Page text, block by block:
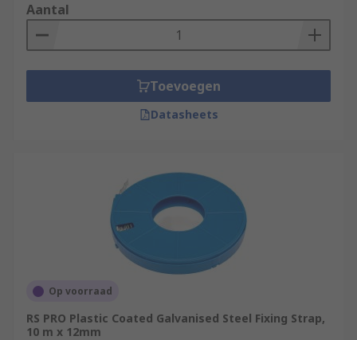
Aantal
Toevoegen
Datasheets
Op voorraad
RS PRO Plastic Coated Galvanised Steel Fixing Strap,
10 m x 12mm